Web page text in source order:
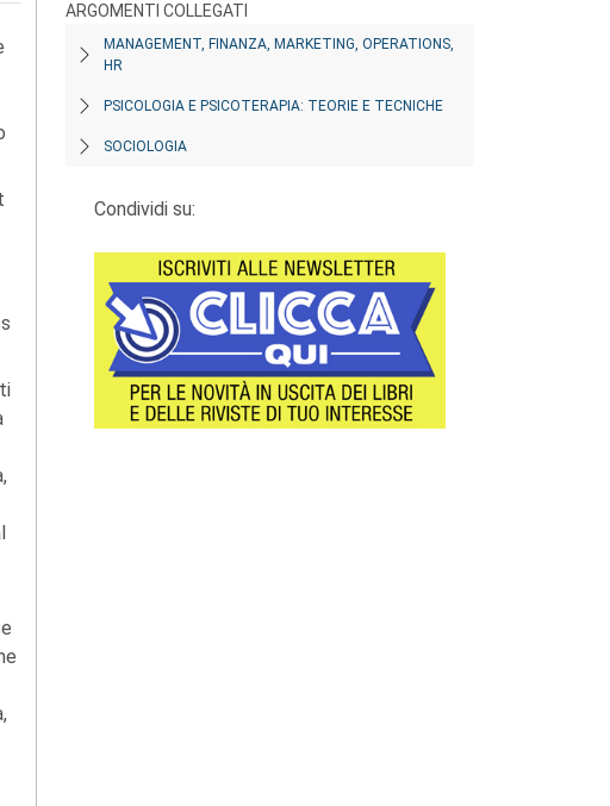
ARGOMENTI COLLEGATI
MANAGEMENT, FINANZA, MARKETING, OPERATIONS,
HR
PSICOLOGIA E PSICOTERAPIA: TEORIE E TECNICHE
SOCIOLOGIA
Condividi su: